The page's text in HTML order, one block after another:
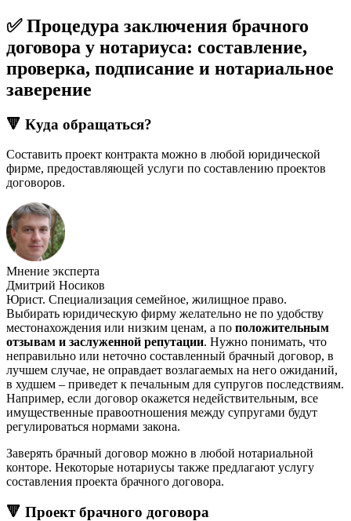
✅ Процедура заключения брачного
договора у нотариуса: составление,
проверка, подписание и нотариальное
заверение
🔻 Куда обращаться?
Составить проект контракта можно в любой юридической
фирме, предоставляющей услуги по составлению проектов
договоров.
Мнение эксперта
Дмитрий Носиков
Юрист. Специализация семейное, жилищное право.
Выбирать юридическую фирму желательно не по удобству
местонахождения или низким ценам, а по положительным
отзывам и заслуженной репутации. Нужно понимать, что
неправильно или неточно составленный брачный договор, в
лучшем случае, не оправдает возлагаемых на него ожиданий,
в худшем – приведет к печальным для супругов последствиям.
Например, если договор окажется недействительным, все
имущественные правоотношения между супругами будут
регулироваться нормами закона.
Заверять брачный договор можно в любой нотариальной
конторе. Некоторые нотариусы также предлагают услугу
составления проекта брачного договора.
🔻 Проект брачного договора